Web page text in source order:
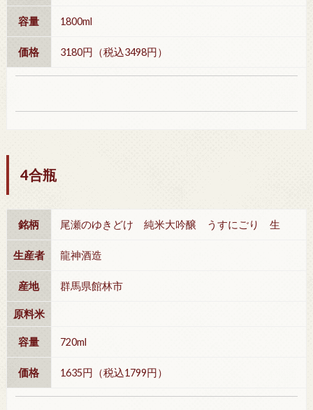
容量 1800ml
価格 3180円（税込3498円）
4合瓶
銘柄 尾瀬のゆきどけ 純米大吟醸 うすにごり 生
生産者 龍神酒造
産地 群馬県館林市
原料米
容量 720ml
価格 1635円（税込1799円）